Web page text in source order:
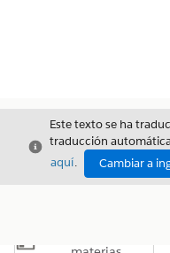
Cerrar
Este texto se ha
traducción
aquí. Cambiar a
Mostrar índice